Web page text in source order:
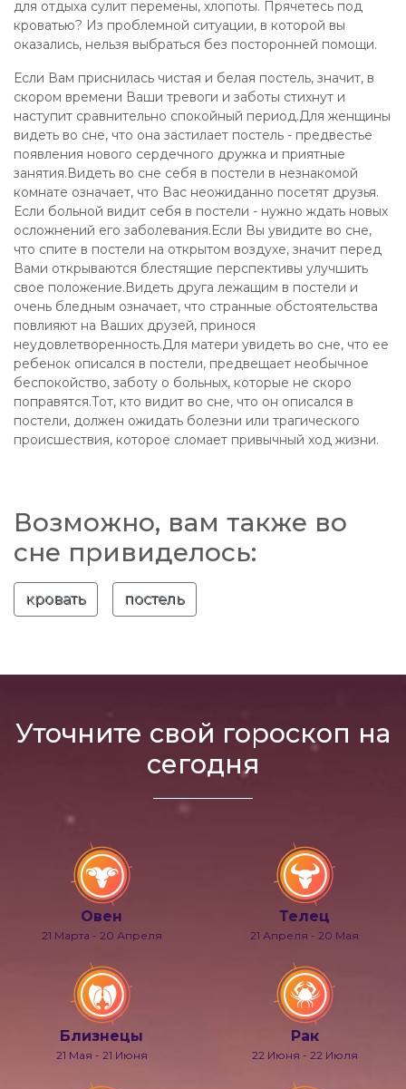
для отдыха сулит перемены, хлопоты. Прячетесь под
кроватью? Из проблемной ситуации, в которой вы
оказались, нельзя выбраться без посторонней помощи.
Если Вам приснилась чистая и белая постель, значит, в
скором времени Ваши тревоги и заботы стихнут и
наступит сравнительно спокойный период.Для женщины
видеть во сне, что она застилает постель - предвестье
появления нового сердечного дружка и приятные
занятия.Видеть во сне себя в постели в незнакомой
комнате означает, что Вас неожиданно посетят друзья.
Если больной видит себя в постели - нужно ждать новых
осложнений его заболевания.Если Вы увидите во сне,
что спите в постели на открытом воздухе, значит перед
Вами открываются блестящие перспективы улучшить
свое положение.Видеть друга лежащим в постели и
очень бледным означает, что странные обстоятельства
повлияют на Ваших друзей, принося
неудовлетворенность.Для матери увидеть во сне, что ее
ребенок описался в постели, предвещает необычное
беспокойство, заботу о больных, которые не скоро
поправятся.Тот, кто видит во сне, что он описался в
постели, должен ожидать болезни или трагического
происшествия, которое сломает привычный ход жизни.
Возможно, вам также во
сне привиделось:
кровать постель
Уточните свой гороскоп на
сегодня
Овен
21 Марта - 20 Апреля
Телец
21 Апреля - 20 Мая
Близнецы
21 Мая - 21 Июня
Рак
22 Июня - 22 Июля